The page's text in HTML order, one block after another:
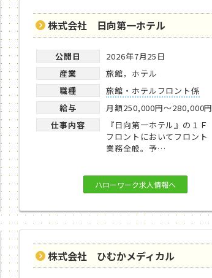
株式会社 日向第一ホテル
公開日
2026年7月25日
産業
旅館，ホテル
職種
旅館・ホテルフロント係
給与
月額250,000円～280,000円
仕事内容
『日向第一ホテル』の１Ｆ
フロントにおいてフロント
業務全般。予…
ハローワーク求人情報へ
株式会社 ひむかメディカル